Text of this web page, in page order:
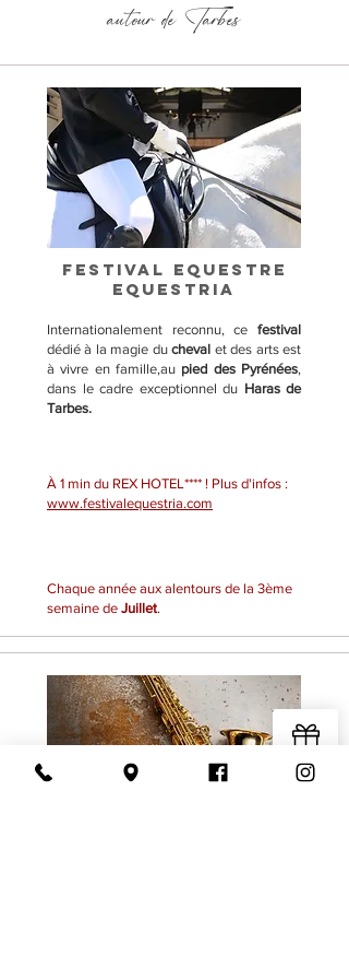
autour de Tarbes
FESTIVAL EQUESTRE
EQUESTRIA
Internationalement reconnu, ce festival
dédié à la magie ducheval et des arts est
à vivre en famille,au pied des Pyrénées,
dans le cadre exceptionnel du Haras de
Tarbes.
À 1 min du REX HOTEL**** ! Plus d'infos :
www.festivalequestria.com
Chaque année aux alentours de la 3ème
semaine de Juillet.